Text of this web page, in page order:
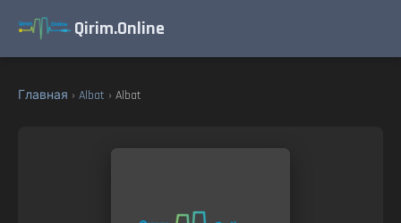
Qirim.Online
Главная › Albat › Albat